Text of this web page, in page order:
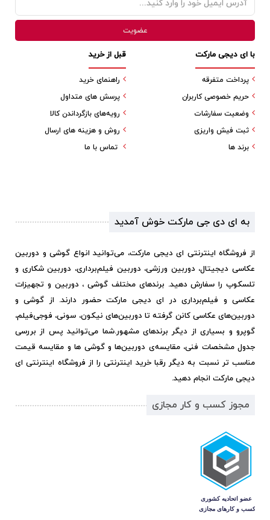
قبل از خرید
راهنمای خرید
پرسش های متداول
رویه‌های بازگرداندن کالا
روش و هزینه های ارسال
تماس با ما
با ای دیجی مارکت
پرداخت متفرقه
حریم خصوصی کاربران
وضعیت سفارشات
ثبت فیش واریزی
برند ها
به ای دی جی مارکت خوش آمدید
از فروشگاه اینترنتی ای دیجی مارکت، می‌توانید انواع گوشی و دوربین
عکاسی دیجیتال، دوربین ورزشی، دوربین فیلم‌برداری، دوربین شکاری و
تلسکوپ را سفارش دهید. برندهای مختلف گوشی ، دوربین و تجهیزات
عکاسی و فیلم‌برداری در ای دیجی مارکت حضور دارند. از گوشی و
دوربین‌های عکاسی کانن گرفته تا دوربین‌های نیکون، سونی، فوجی‌فیلم،
گوپرو و بسیاری از دیگر برندهای مشهور.شما می‌توانید پس از بررسی
جدول مشخصات فنی، مقایسه‌ی دوربین‌ها و گوشی ها و مقایسه قیمت
مناسب تر نسبت به دیگر رقبا خرید اینترنتی را از فروشگاه اینترنتی ای
دیجی مارکت انجام دهید.
مجوز کسب و کار مجازی